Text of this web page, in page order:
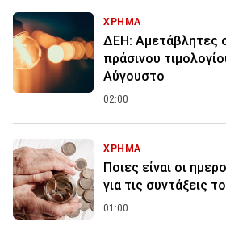
ΧΡΗΜΑ
ΔΕΗ: Αμετάβλητες
πράσινου
Αύγουστο
02:00
ΧΡΗΜΑ
Ποιες είναι οι
για τις συντάξεις
01:00